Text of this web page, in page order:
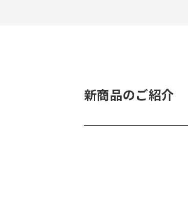
新商品のご紹介